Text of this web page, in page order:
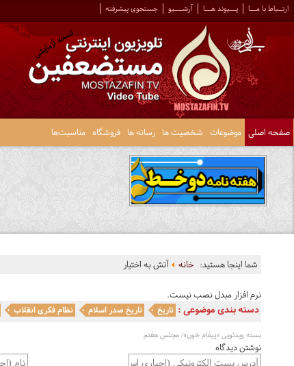
ارتــباط با مـــا پـــیوند هـــا آرشــــیو جستجوی پیشرفته
صفحه اصلی موضوعات شخصیت ها رسانه ها فروشگاه مناسبت‌ها
شما اینجا هستید: خانه آتش به اختیار
نرم افزار مبدل نصب نیست.
دسته بندی موضوعی : تاریخ تاریخ صدر اسلام نظام فکری انقلاب
بسته ویدئویی «پیغام خون»/ مجلس هفتم
نوشتن دیدگاه